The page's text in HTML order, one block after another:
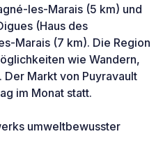
les-Marais (5 km) und
(Haus des
Marais (7 km). Die Region
wie Wandern,
Markt von Puyravault
im Monat statt.
umweltbewusster